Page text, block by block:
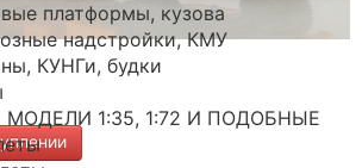
платформы, кузова
надстройки, КМУ
КУНГи, будки
1:35, 1:72 И ПОДОБНЫЕ